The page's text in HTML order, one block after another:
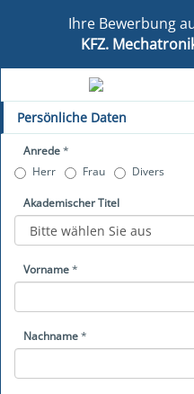
Ihre Bewerbung
KFZ.
Persönliche Daten
Anrede*
Herr
Frau Divers
Akademischer Titel
Vorname*
Nachname*